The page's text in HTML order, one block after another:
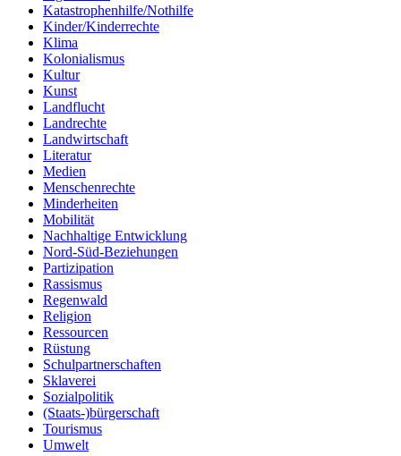
Katastrophenhilfe/Nothilfe
Kinder/Kinderrechte
Klima
Kolonialismus
Kultur
Kunst
Landflucht
Landrechte
Landwirtschaft
Literatur
Medien
Menschenrechte
Minderheiten
Mobilität
Nachhaltige Entwicklung
Nord-Süd-Beziehungen
Partizipation
Rassismus
Regenwald
Religion
Ressourcen
Rüstung
Schulpartnerschaften
Sklaverei
Sozialpolitik
(Staats-)bürgerschaft
Tourismus
Umwelt